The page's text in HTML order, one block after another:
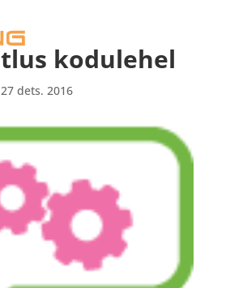
kodulehel
27 dets. 2016